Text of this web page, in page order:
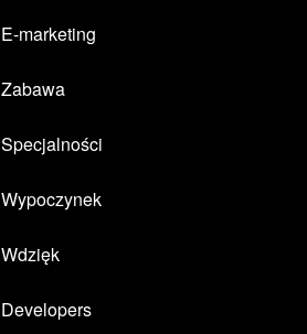
E-marketing
Zabawa
Specjalności
Wypoczynek
Wdzięk
Developers